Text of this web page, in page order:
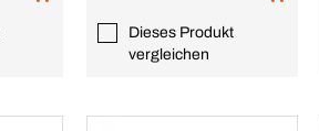
Dieses Produkt
vergleichen